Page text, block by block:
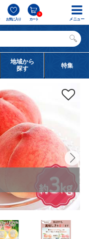
お気に入り カート
0
地域から
探す
特集
メニュー